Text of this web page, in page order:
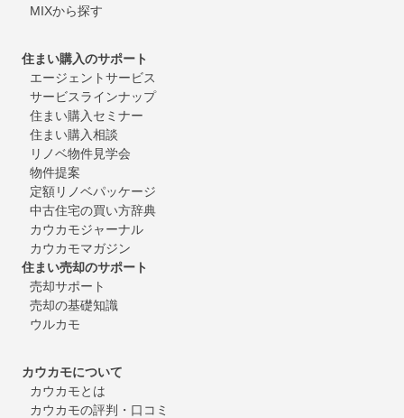
MIXから探す
住まい購入のサポート
エージェントサービス
サービスラインナップ
住まい購入セミナー
住まい購入相談
リノベ物件見学会
物件提案
定額リノベパッケージ
中古住宅の買い方辞典
カウカモジャーナル
カウカモマガジン
住まい売却のサポート
売却サポート
売却の基礎知識
ウルカモ
カウカモについて
カウカモとは
カウカモの評判・口コミ